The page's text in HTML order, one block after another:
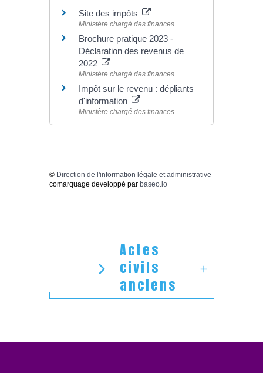
Site des impôts
Ministère chargé des finances
Brochure pratique 2023 -
Déclaration des revenus de
2022
Ministère chargé des finances
Impôt sur le revenu : dépliants
d'information
Ministère chargé des finances
© Direction de l'information légale et administrative
comarquage developpé par baseo.io
Actes
civils
anciens